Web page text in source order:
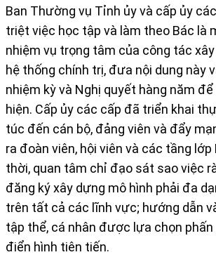
Ban Thường vụ Tỉnh ủy và cấp ủy
triệt việc học tập và làm theo Bác là
nhiệm vụ trọng tâm của công tác
hệ thống chính trị, đưa nội dung này
nhiệm kỳ và Nghị quyết hàng năm
hiện. Cấp ủy các cấp đã triển khai
túc đến cán bộ, đảng viên và đẩy
ra đoàn viên, hội viên và các tầng
thời, quan tâm chỉ đạo sát sao việc
đăng ký xây dựng mô hình phải đa
trên tất cả các lĩnh vực; hướng dẫn
tập thể, cá nhân được lựa chọn
điển hình tiên tiến.